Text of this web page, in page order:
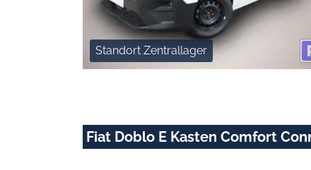
Standort Zentrallager
Fiat Doblo E Kasten Comfort